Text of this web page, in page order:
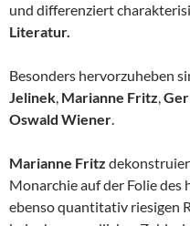
und differenziert
Literatur.
Besonders hervorzuheben
Jelinek, Marianne Fritz,
Oswald Wiener.
Marianne Fritz
Monarchie auf der Folie
ebenso quantitativ riesigen